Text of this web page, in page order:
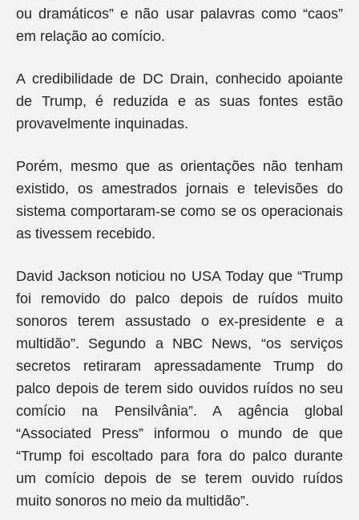
ou dramáticos” e não usar palavras como “caos”
em relação ao comício.
A credibilidade de DC Drain, conhecido apoiante
de Trump, é reduzida e as suas fontes estão
provavelmente inquinadas.
Porém, mesmo que as orientações não tenham
existido, os amestrados jornais e televisões do
sistema comportaram-se como se os operacionais
as tivessem recebido.
David Jackson noticiou no USA Today que “Trump
foi removido do palco depois de ruídos muito
sonoros terem assustado o ex-presidente e a
multidão”. Segundo a NBC News, “os serviços
secretos retiraram apressadamente Trump do
palco depois de terem sido ouvidos ruídos no seu
comício na Pensilvânia”. A agência global
“Associated Press” informou o mundo de que
“Trump foi escoltado para fora do palco durante
um comício depois de se terem ouvido ruídos
muito sonoros no meio da multidão”.